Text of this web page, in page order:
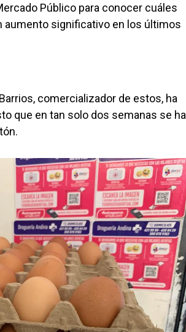
Público para conocer cuáles
aumento significativo en los últimos
comercializador de estos, ha
que en tan solo dos semanas se ha